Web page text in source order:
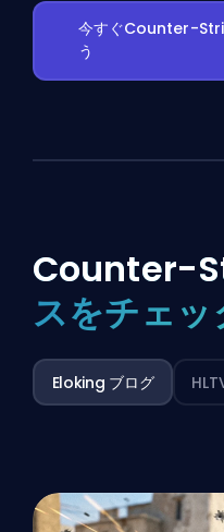
今すぐCounter-
う
Counter-
スをチェッ
Eloking ブログ